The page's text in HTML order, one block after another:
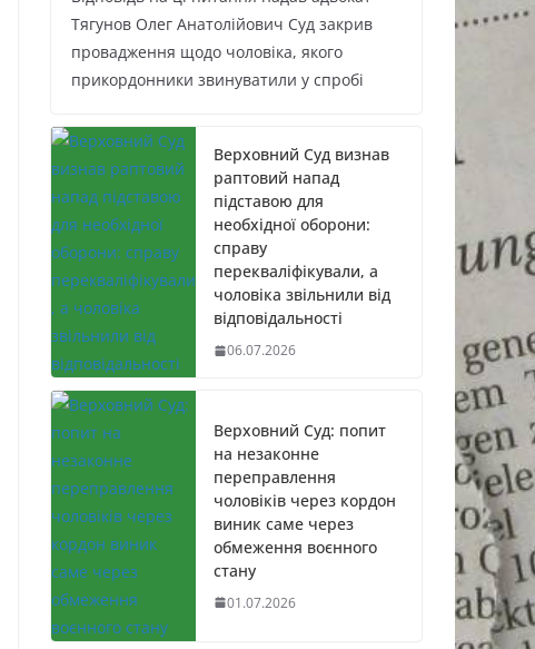
Тягунов Олег Анатолійович Суд закрив
провадження щодо чоловіка, якого
прикордонники звинуватили у спробі
Верховний Суд визнав
раптовий напад
підставою для
необхідної оборони:
справу
перекваліфікували, а
чоловіка звільнили від
відповідальності
06.07.2026
Верховний Суд: попит
на незаконне
переправлення
чоловіків через кордон
виник саме через
обмеження воєнного
стану
01.07.2026